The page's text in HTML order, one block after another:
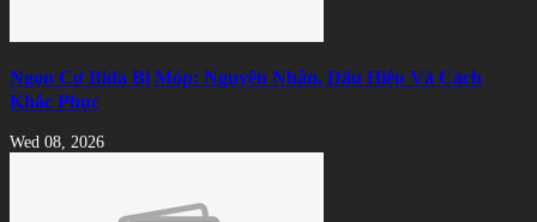
Ngọn Cơ Bida Bị Móp: Nguyên Nhân, Dấu Hiệu Và Cách
Khắc Phục
Wed 08, 2026